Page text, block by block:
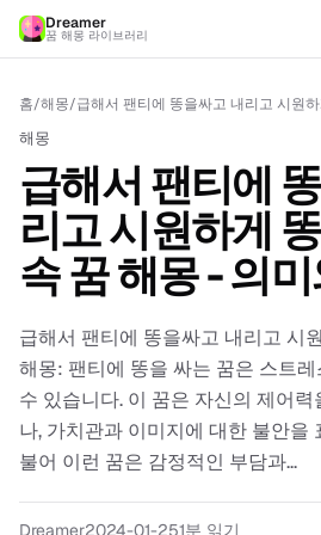
Dreamer
꿈 해몽 라이브러리
홈/해몽/
해몽
급해서 팬티에
리고 시원하게
속 꿈 해몽 - 의
급해서 팬티에 똥을싸고 내리고 시
해몽: 팬티에 똥을 싸는 꿈은 스트
수 있습니다. 이 꿈은 자신의 제어
나, 가치관과 이미지에 대한 불안을
불어 이런 꿈은 감정적인 부담과...
Dreamer2024-01-251분 읽기